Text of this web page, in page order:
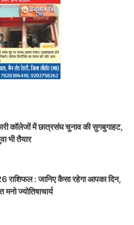
कॉलेजों में छात्रसंघ चुनाव की सुगबुगाहट,
भी तैयार
: जानिए कैसा रहेगा आपका दिन,
ज्योतिषाचार्य